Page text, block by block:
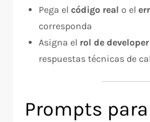
Pega elcódigo real o el
corresponda
Asigna el rol de
respuestas técnicas de
Prompts para